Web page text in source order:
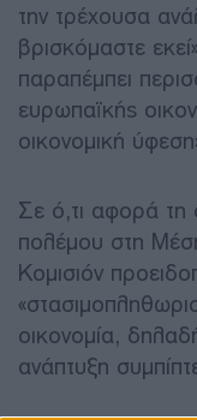
την τρέχουσα
βρισκόμαστε
παραπέμπει
ευρωπαϊκής
οικονομική
Σε ό,τι αφορά τη
πολέμου στη
Κομισιόν
οικονομία,
ανάπτυξη